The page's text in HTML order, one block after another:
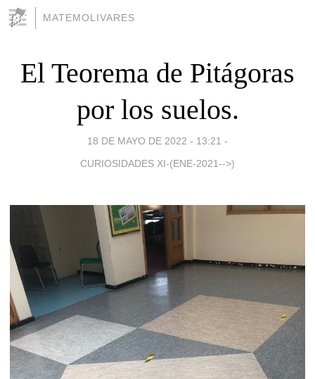
MATEMOLIVARES
El Teorema de Pitágoras
por los suelos.
18 DE MAYO DE 2022 - 13:21 -
CURIOSIDADES XI-(ENE-2021-->)